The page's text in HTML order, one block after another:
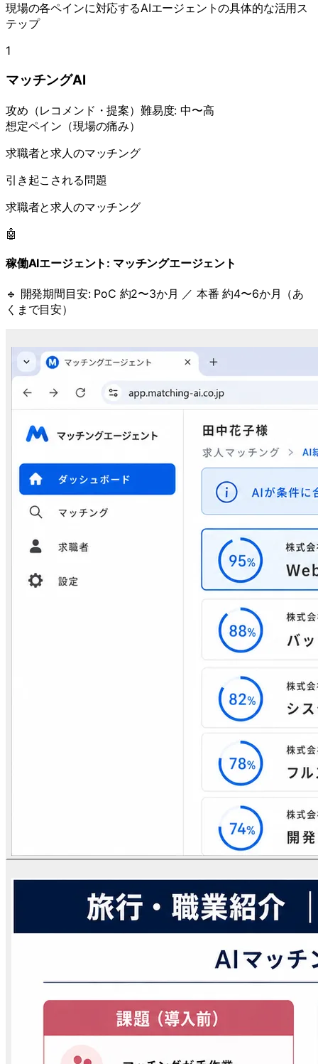
現場の各ペインに対応するAIエージェントの具体的な活用ス
テップ
1
マッチングAI
攻め （レコメンド・提案） 難易度:中〜高
想定ペイン（現場の痛み）
求職者と求人のマッチング
引き起こされる問題
求職者と求人のマッチング
🤖
稼働AIエージェント: マッチングエージェント
🔹 開発期間目安: PoC 約2〜3か月 ／ 本番 約4〜6か月（あ
くまで目安）